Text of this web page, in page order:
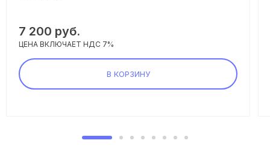
7 200 руб.
ЦЕНА ВКЛЮЧАЕТ НДС 7%
В КОРЗИНУ